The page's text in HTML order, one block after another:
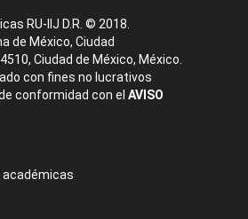
RU-IIJ D.R. © 2018.
de México, Ciudad
Ciudad de México, México.
con fines no lucrativos
conformidad con el AVISO